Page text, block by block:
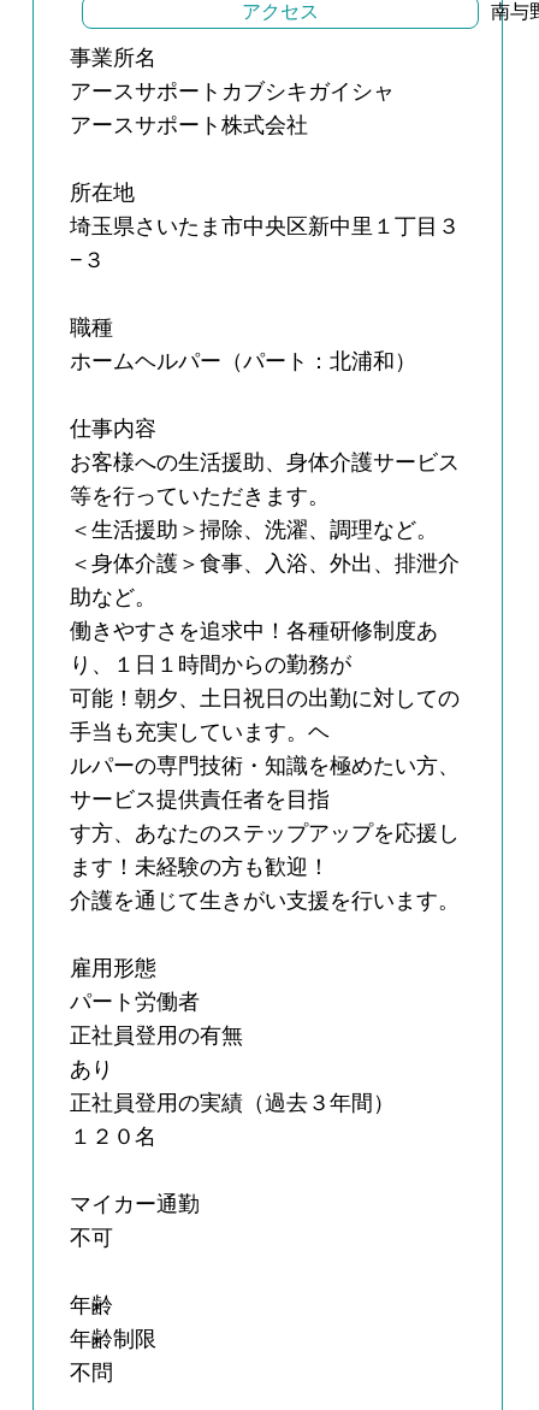
アクセス
南与
事業所名
アースサポートカブシキガイシャ
アースサポート株式会社
所在地
埼玉県さいたま市中央区新中里１丁目３
−３
職種
ホームヘルパー（パート：北浦和）
仕事内容
お客様への生活援助、身体介護サービス
等を行っていただきます。
＜生活援助＞掃除、洗濯、調理など。
＜身体介護＞食事、入浴、外出、排泄介
助など。
働きやすさを追求中！各種研修制度あ
り、１日１時間からの勤務が
可能！朝夕、土日祝日の出勤に対しての
手当も充実しています。ヘ
ルパーの専門技術・知識を極めたい方、
サービス提供責任者を目指
す方、あなたのステップアップを応援し
ます！未経験の方も歓迎！
介護を通じて生きがい支援を行います。
雇用形態
パート労働者
正社員登用の有無
あり
正社員登用の実績（過去３年間）
１２０名
マイカー通勤
不可
年齢
年齢制限
不問